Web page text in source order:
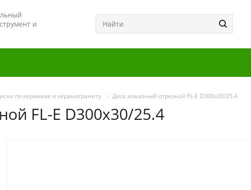
и
по керамике и керамограниту Диск алмазный отрезной FL-E D300x30/25.4
FL-E D300x30/25.4